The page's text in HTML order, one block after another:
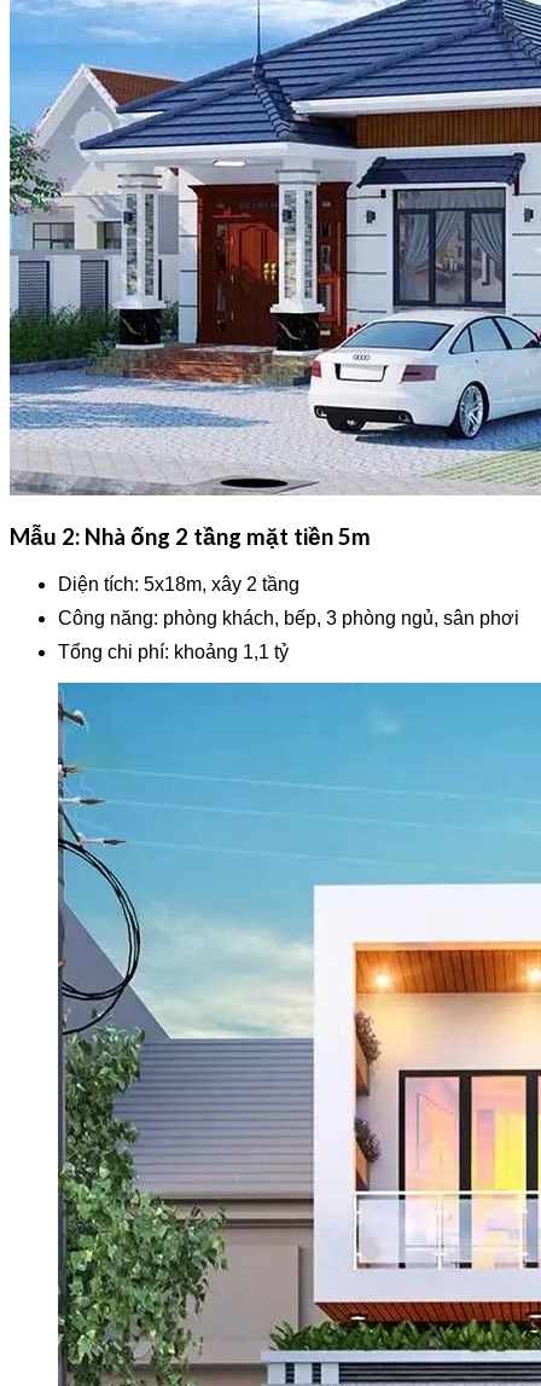
Mẫu 2: Nhà ống 2 tầng mặt tiền 5m
Diện tích: 5x18m, xây 2 tầng
Công năng: phòng khách, bếp, 3 phòng ngủ, sân phơi
Tổng chi phí: khoảng 1,1 tỷ